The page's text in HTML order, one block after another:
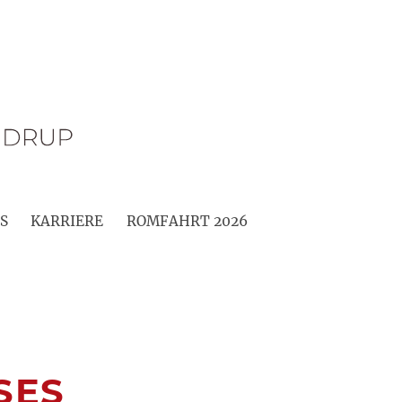
KARRIERE ROMFAHRT 2026